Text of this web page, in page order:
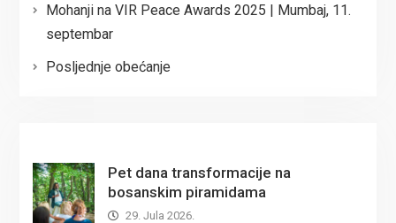
Mohanji na VIR Peace Awards 2025 | Mumbaj, 11.
septembar
Posljednje obećanje
Pet dana transformacije na
bosanskim piramidama
29. Jula 2026.